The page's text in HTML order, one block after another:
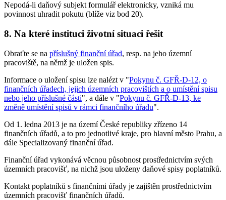
Nepodá-li daňový subjekt formulář elektronicky, vzniká mu
povinnost uhradit pokutu (blíže viz bod 20).
8. Na které instituci životní situaci řešit
Obraťte se na příslušný finanční úřad, resp. na jeho územní
pracoviště, na němž je uložen spis.
Informace o uložení spisu lze nalézt v "Pokynu č. GFŘ-D-12, o
finančních úřadech, jejich územních pracovištích a o umístění spisu
nebo jeho příslušné části", a dále v "Pokynu č. GFŘ-D-13, ke
změně umístění spisů v rámci finančního úřadu".
Od 1. ledna 2013 je na území České republiky zřízeno 14
finančních úřadů, a to pro jednotlivé kraje, pro hlavní město Prahu, a
dále Specializovaný finanční úřad.
Finanční úřad vykonává věcnou působnost prostřednictvím svých
územních pracovišť, na nichž jsou uloženy daňové spisy poplatníků.
Kontakt poplatníků s finančními úřady je zajištěn prostřednictvím
územních pracovišť finančních úřadů.